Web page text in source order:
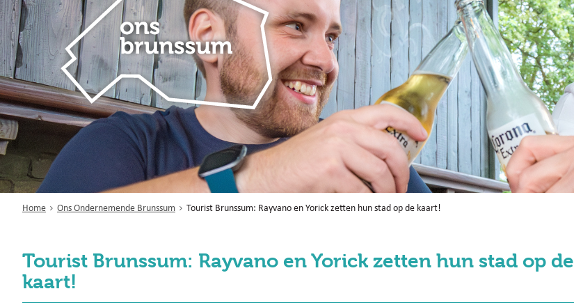
Home Ons Ondernemende Brunssum Tourist Brunssum: Rayvano en Yorick zetten hun stad op de kaart!
Tourist Brunssum: Rayvano en Yorick zetten hun stad op de
kaart!